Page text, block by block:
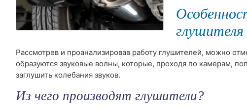
глушителя
Рассмотрев и проанализировав работу глушителей, можно
образуются звуковые волны, которые, проходя по камерам,
заглушить колебания звуков.
Из чего производят глушители?